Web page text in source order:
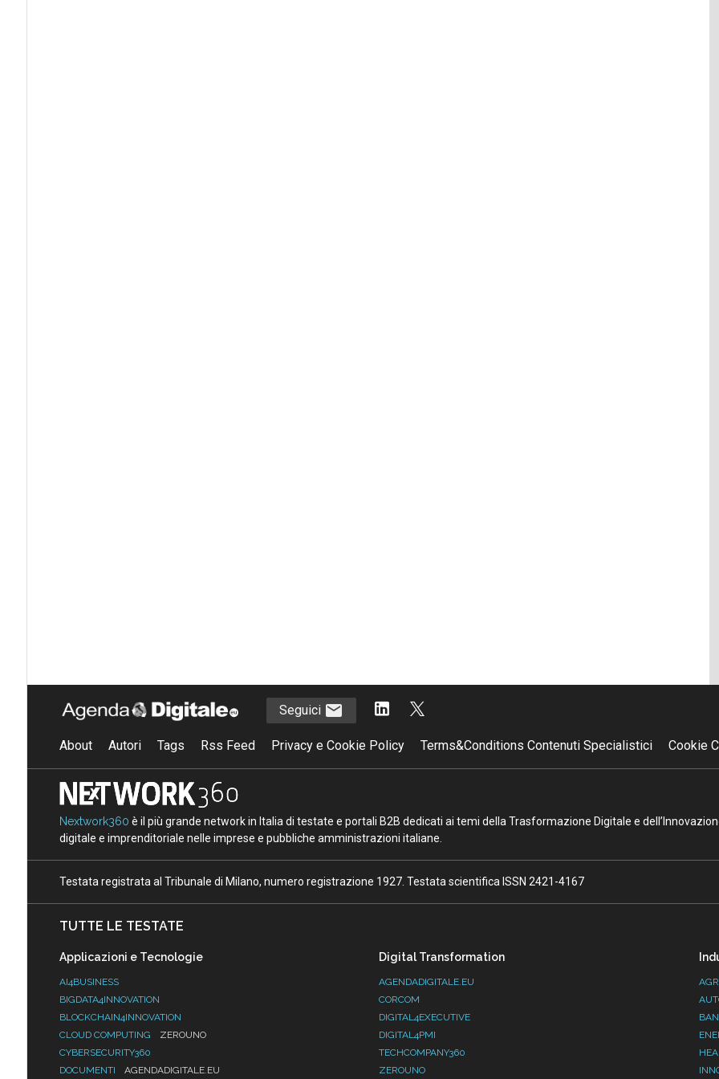
Seguici
About Autori Tags Rss Feed Privacy e Cookie Policy Terms&Conditions Contenuti Specialistici Cookie
Nextwork360 è il più grande network in Italia di testate e portali B2B dedicati ai temi della Trasformazione Digitale e
digitale e imprenditoriale nelle imprese e pubbliche amministrazioni italiane.
Testata registrata al Tribunale di Milano, numero registrazione 1927. Testata scientifica ISSN 2421-4167
TUTTE LE TESTATE
Applicazioni e Tecnologie
AI4BUSINESS
BIGDATA4INNOVATION
BLOCKCHAIN4INNOVATION
CLOUD COMPUTING
ZEROUNO
CYBERSECURITY360
DOCUMENTI
AGENDADIGITALE.EU
Digital Transformation
AGENDADIGITALE.EU
CORCOM
DIGITAL4EXECUTIVE
DIGITAL4PMI
TECHCOMPANY360
ZEROUNO